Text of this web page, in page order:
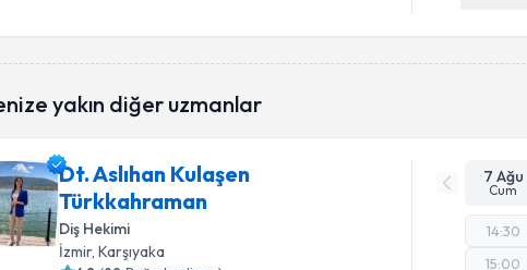
yakın diğer uzmanlar
Dt. Aslıhan Kulaşen
Türkkahraman
Diş Hekimi
İzmir, Karşıyaka
7 Ağu
Cum
14:30
15:00